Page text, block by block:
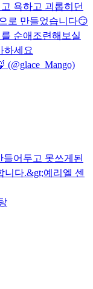
욕하고 괴롭히던
로 만들었습니다😏
순애조련해보실
하세요
(@glace_Mango)
어두고 못쓰게된
다.&gt;예리엘 센